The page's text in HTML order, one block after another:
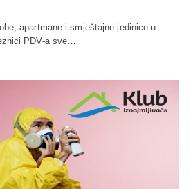
apartmane i smještajne jedinice u
PDV-a sve…